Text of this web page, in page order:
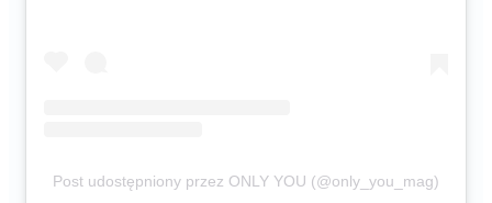
Post udostępniony przez ONLY YOU (@only_you_mag)